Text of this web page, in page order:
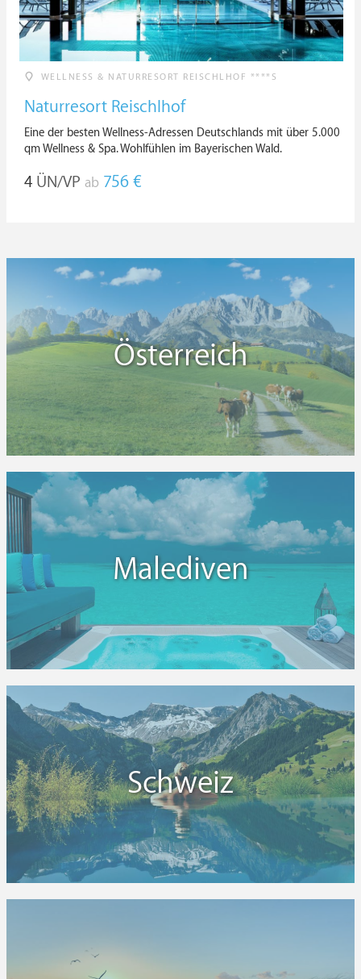
WELLNESS & NATURRESORT REISCHLHOF ****S
Naturresort Reischlhof
Eine der besten Wellness-Adressen Deutschlands mit über 5.000
qm Wellness & Spa. Wohlfühlen im Bayerischen Wald.
4 ÜN/VP ab 756 €
Österreich
Malediven
Schweiz